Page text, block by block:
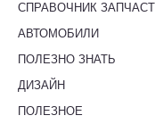
СПРАВОЧНИК
АВТОМОБИЛИ
ПОЛЕЗНО ЗНАТЬ
ДИЗАЙН
ПОЛЕЗНОЕ